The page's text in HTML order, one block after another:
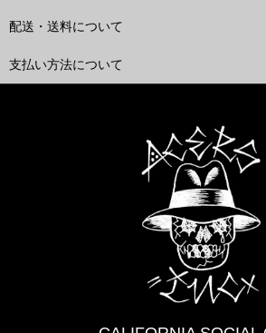
配送・送料について
支払い方法について